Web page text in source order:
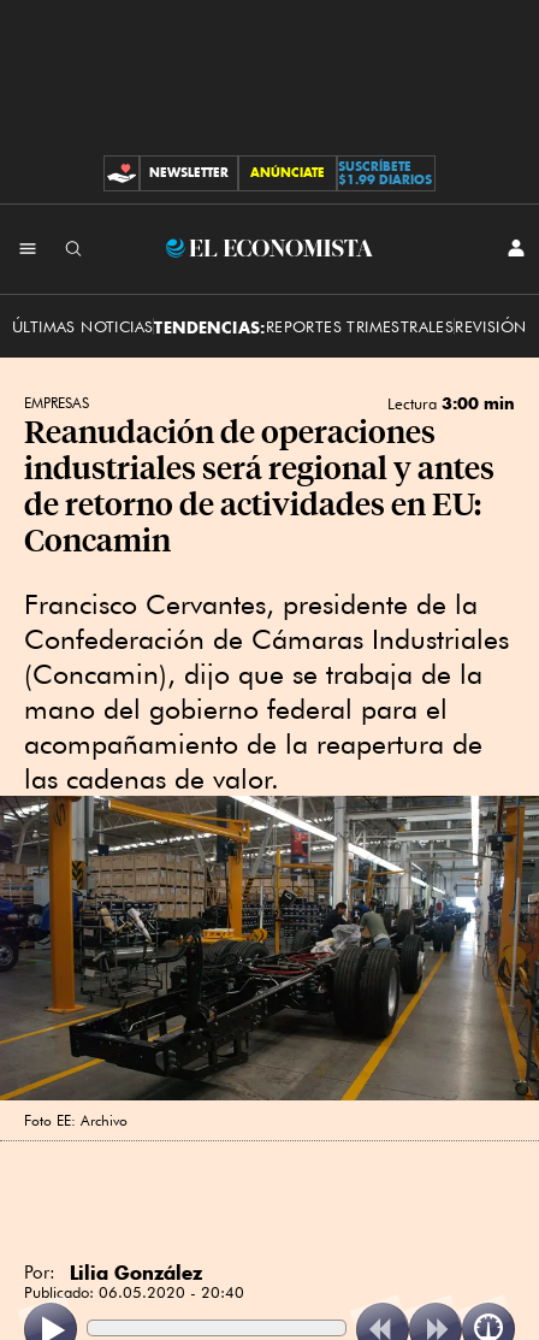
CONTRIBUCIONES
NEWSLETTER ANÚNCIATE
SUSCRÍBETE
$1.99 DIARIOS
El
ÚLTIMAS NOTICIASTENDENCIAS:REPORTES TRIMESTRALESREVISIÓN
EMPRESAS Lectura 3:00 min
Reanudación de operaciones
industriales será regional y antes
de retorno de actividades en EU:
Concamin
Francisco Cervantes, presidente de la
Confederación de Cámaras Industriales
(Concamin), dijo que se trabaja de la
mano del gobierno federal para el
acompañamiento de la reapertura de
las cadenas de valor.
Foto EE: Archivo
Por: Lilia González
Publicado: 06.05.2020 - 20:40